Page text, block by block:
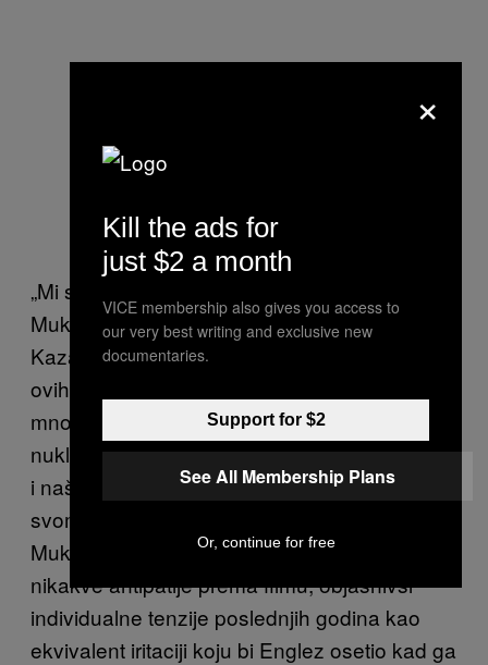
„Mi smo ponosna nacija“, kaže Ajša
Mukaševa, portparolka Ambasade
Kazahstana u Sjedinjenim Državama. „Za
ovih 25 godina naše nezavisnosti, ima
mnogo toga na šta možemo biti ponosni: na
nuklearno razoružanje, naš ekonomski razvoj
i našu sve veću ulogu na svetskoj sceni.“ U
svom stakato ali otvorenom govoru,
Mukaševa kaže da Kazahstan danas ne gaji
nikakve antipatije prema filmu, objasnivši
individualne tenzije poslednjih godina kao
ekvivalent iritaciji koju bi Englez osetio kad ga
×
Kill the ads for
just $2 a month
VICE membership also gives you access to
our very best writing and exclusive new
documentaries.
Support for $2
See All Membership Plans
Or, continue for free